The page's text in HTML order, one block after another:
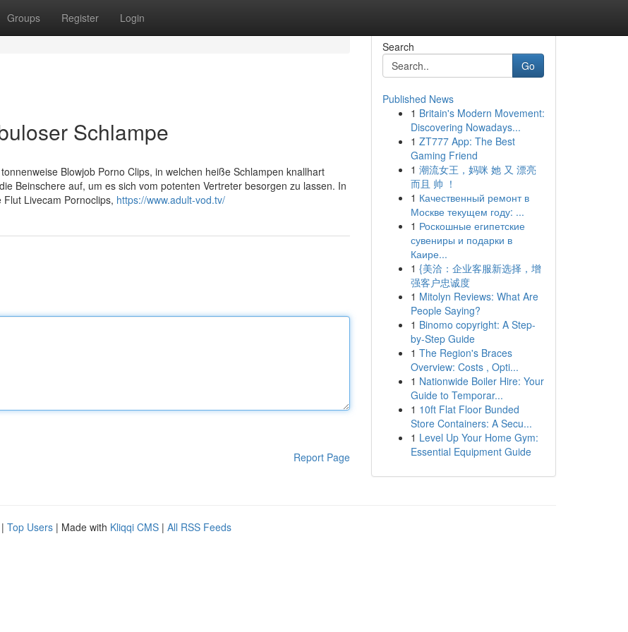
Groups Register Login
Schlampe
Blowjob Porno Clips, in welchen heiße Schlampen knallhart
Beinschere auf, um es sich vom potenten Vertreter besorgen zu lassen. In
Livecam Pornoclips, https://www.adult-vod.tv/
Report Page
Search
Go
Published News
1 Britain's Modern Movement:
Discovering Nowadays...
1 ZT777 App: The Best
Gaming Friend
1 潮流女王，妈咪 她 又 漂亮
而且 帅 ！
1 Качественный ремонт в
Москве текущем году: ...
1 Роскошные египетские
сувениры и подарки в
Каире...
1 {美洽：企业客服新选择，增
强客户忠诚度
1 Mitolyn Reviews: What Are
People Saying?
1 Binomo copyright: A Step-
by-Step Guide
1 The Region's Braces
Overview: Costs , Opti...
1 Nationwide Boiler Hire: Your
Guide to Temporar...
1 10ft Flat Floor Bunded
Store Containers: A Secu...
1 Level Up Your Home Gym:
Essential Equipment Guide
| Top Users | Made with Kliqqi CMS | All RSS Feeds